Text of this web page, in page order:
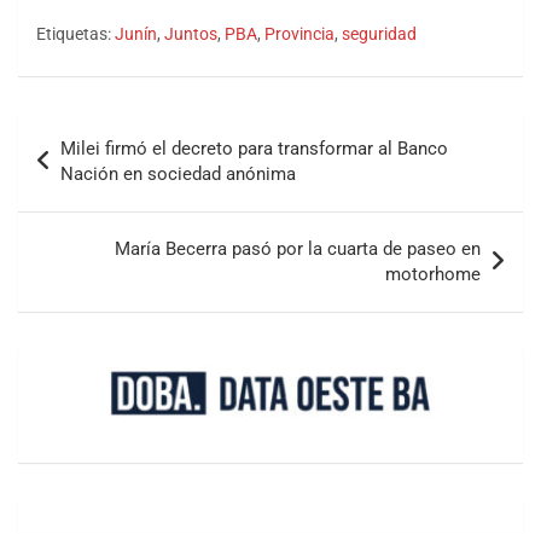
Etiquetas:Junín, Juntos, PBA, Provincia, seguridad
Milei firmó el decreto para transformar al Banco
Nación en sociedad anónima
María Becerra pasó por la cuarta de paseo en
motorhome